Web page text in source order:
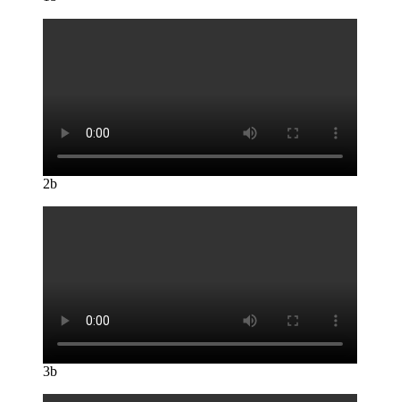
2b
3b